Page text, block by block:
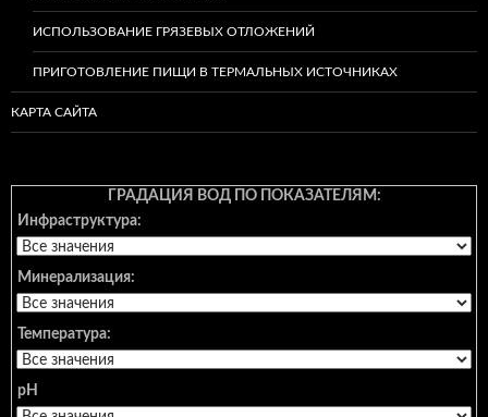
ИСПОЛЬЗОВАНИЕ ГРЯЗЕВЫХ ОТЛОЖЕНИЙ
ПРИГОТОВЛЕНИЕ ПИЩИ В ТЕРМАЛЬНЫХ ИСТОЧНИКАХ
КАРТА САЙТА
ГРАДАЦИЯ ВОД ПО ПОКАЗАТЕЛЯМ:
Инфраструктура:
Минерализация:
Температура:
pH